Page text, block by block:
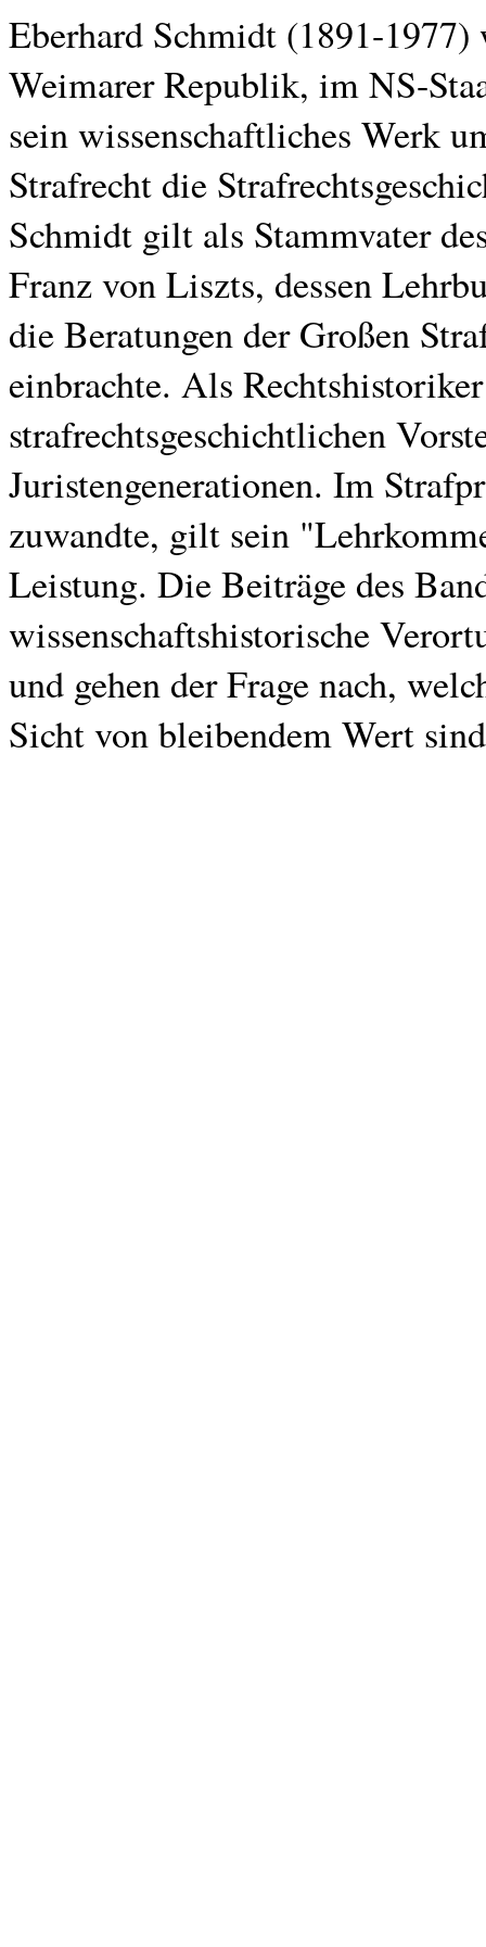
Eberhard Schmidt (1891-
Weimarer Republik, im NS-
sein wissenschaftliches Werk
Strafrecht die
Schmidt gilt als Stammvater
Franz von Liszts, dessen
die Beratungen der Großen
einbrachte. Als
strafrechtsgeschichtlichen
Juristengenerationen. Im
zuwandte, gilt sein
Leistung. Die Beiträge des
wissenschaftshistorische
und gehen der Frage nach,
Sicht von bleibendem Wert